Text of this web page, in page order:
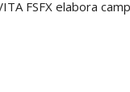
FSFX elabora